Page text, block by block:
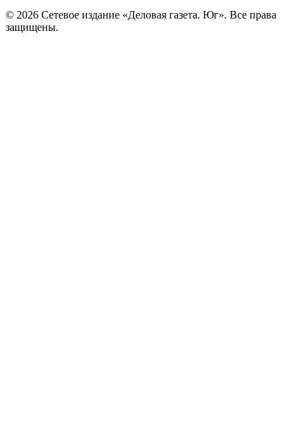
© 2026 Сетевое издание «Деловая газета. Юг». Все права
защищены.